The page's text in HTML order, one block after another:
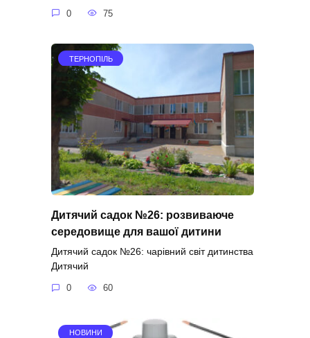
0 75
ТЕРНОПІЛЬ
Дитячий садок №26: розвиваюче
середовище для вашої дитини
Дитячий садок №26: чарівний світ дитинства
Дитячий
0 60
НОВИНИ